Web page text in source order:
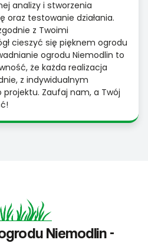
analizy i stworzenia
oraz testowanie działania.
z Twoimi
cieszyć się pięknem ogrodu
ogrodu Niemodlin to
że każda realizacja
z indywidualnym
Zaufaj nam, a Twój
Niemodlin -